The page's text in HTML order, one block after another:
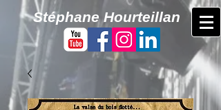
​Stéphane Hourteillan